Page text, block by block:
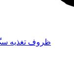
ظروف تغذیه